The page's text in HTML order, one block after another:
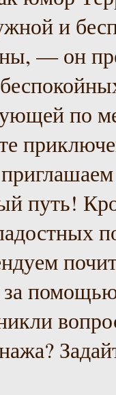
и
— он
по
путь!
за